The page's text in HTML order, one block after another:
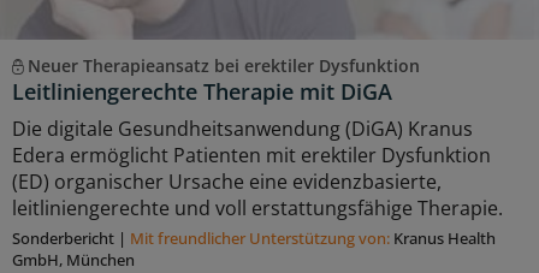
Neuer Therapieansatz bei erektiler Dysfunktion
Leitliniengerechte Therapie mit DiGA
Die digitale Gesundheitsanwendung (DiGA) Kranus
Edera ermöglicht Patienten mit erektiler Dysfunktion
(ED) organischer Ursache eine evidenzbasierte,
leitliniengerechte und voll erstattungsfähige Therapie.
Sonderbericht | Mit freundlicher Unterstützung von: Kranus Health
GmbH, München